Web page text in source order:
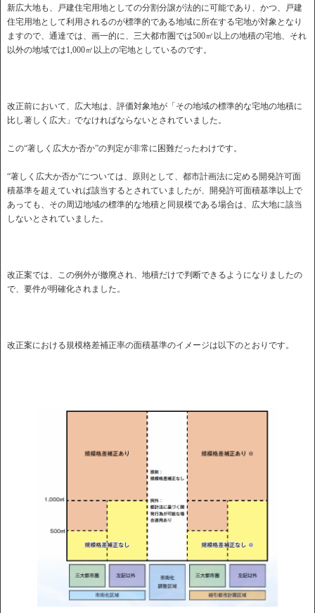
新広大地も、戸建住宅用地としての分割分譲が法的に可能であり、かつ、戸建
住宅用地として利用されるのが標準的である地域に所在する宅地が対象となり
ますので、通達では、画一的に、三大都市圏では500㎡以上の地積の宅地、それ
以外の地域では1,000㎡以上の宅地としているのです。
改正前において、広大地は、評価対象地が「その地域の標準的な宅地の地積に
比し著しく広大」でなければならないとされていました。
この“著しく広大か否か”の判定が非常に困難だったわけです。
“著しく広大か否か”については、原則として、都市計画法に定める開発許可面
積基準を超えていれば該当するとされていましたが、開発許可面積基準以上で
あっても、その周辺地域の標準的な地積と同規模である場合は、広大地に該当
しないとされていました。
改正案では、この例外が撤廃され、地積だけで判断できるようになりましたの
で、要件が明確化されました。
改正案における規模格差補正率の面積基準のイメージは以下のとおりです。